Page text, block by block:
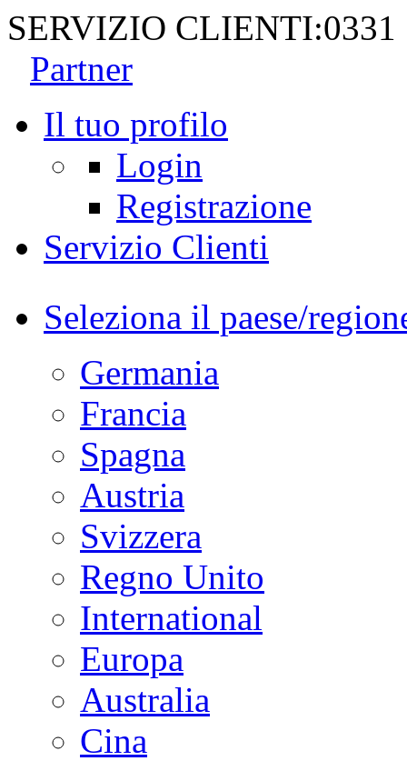
SERVIZIO CLIENTI:0331
Partner
Il tuo profilo
Login
Registrazione
Servizio Clienti
Seleziona il paese/
Germania
Francia
Spagna
Austria
Svizzera
Regno Unito
International
Europa
Australia
Cina